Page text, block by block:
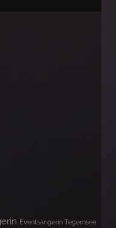
Eventsängerin Tegernsee